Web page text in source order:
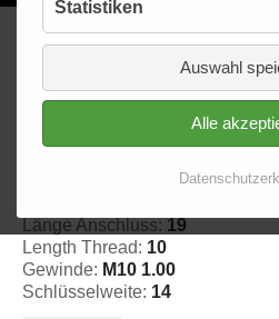
Aussengewinde -
Länge Anschluss: 19
Length Thread: 10
Gewinde: M10 1.00
Schlüsselweite: 14
Statistiken
Auswahl
Alle